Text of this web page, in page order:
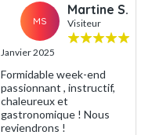
MS
Martine S.
Visiteur
Janvier 2025
Formidable week-end
passionnant , instructif,
chaleureux et
gastronomique ! Nous
reviendrons !